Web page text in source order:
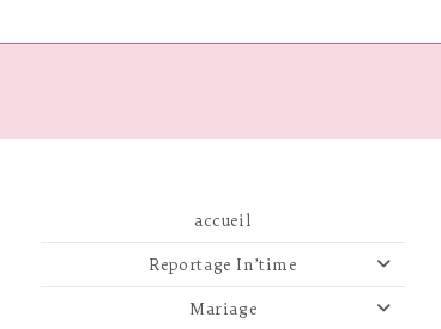
accueil
Reportage In’time
Mariage